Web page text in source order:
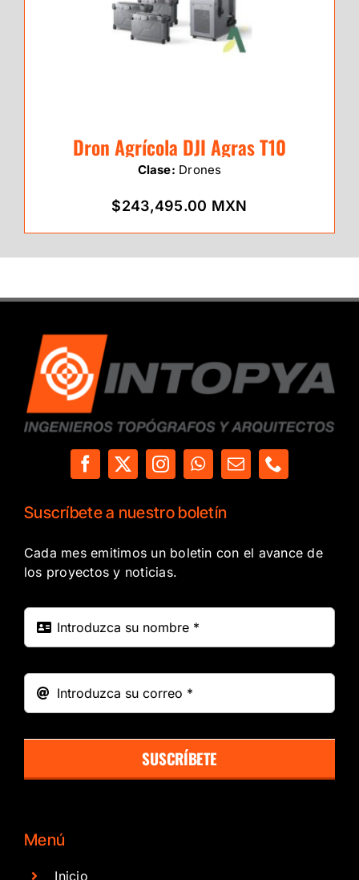
Dron Agrícola DJI Agras T10
Clase: Drones
$243,495.00 MXN
Suscríbete a nuestro boletín
Cada mes emitimos un boletin con el avance de
los proyectos y noticias.
SUSCRÍBETE
Menú
Inicio